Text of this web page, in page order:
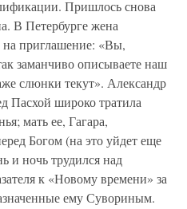
Пришлось снова
В Петербурге жена
на приглашение: «Вы,
заманчиво описываете наш
слюнки текут». Александр
Пасхой широко тратила
мать ее, Гагара,
Богом (на это уйдет еще
и ночь трудился над
к «Новому времени» за
ему Сувориным.